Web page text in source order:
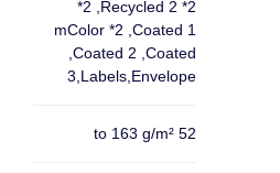
*2 ,Recycled 2 *2
mColor *2 ,Coated 1
,Coated 2 ,Coated
3,Labels,Envelope
52 to 163 g/m²